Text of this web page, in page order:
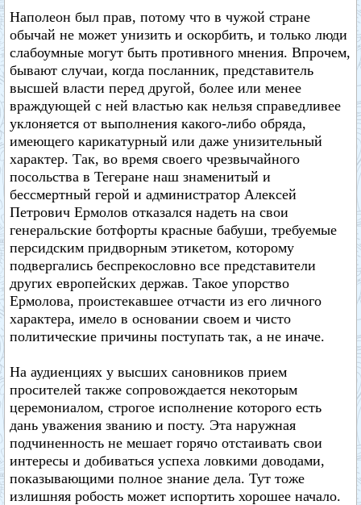
Наполеон был прав, потому что в чужой стране
обычай не может унизить и оскорбить, и только люди
слабоумные могут быть противного мнения. Впрочем,
бывают случаи, когда посланник, представитель
высшей власти перед другой, более или менее
враждующей с ней властью как нельзя справедливее
уклоняется от выполнения какого-либо обряда,
имеющего карикатурный или даже унизительный
характер. Так, во время своего чрезвычайного
посольства в Тегеране наш знаменитый и
бессмертный герой и администратор Алексей
Петрович Ермолов отказался надеть на свои
генеральские ботфорты красные бабуши, требуемые
персидским придворным этикетом, которому
подвергались беспрекословно все представители
других европейских держав. Такое упорство
Ермолова, проистекавшее отчасти из его личного
характера, имело в основании своем и чисто
политические причины поступать так, а не иначе.
На аудиенциях у высших сановников прием
просителей также сопровождается некоторым
церемониалом, строгое исполнение которого есть
дань уважения званию и посту. Эта наружная
подчиненность не мешает горячо отстаивать свои
интересы и добиваться успеха ловкими доводами,
показывающими полное знание дела. Тут тоже
излишняя робость может испортить хорошее начало.